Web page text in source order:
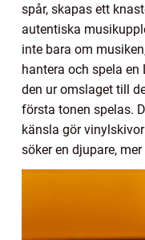
spår, skapas ett
autentiska
inte bara om
hantera och spela
den ur omslaget till
första tonen spelas.
känsla gör
söker en djupare,